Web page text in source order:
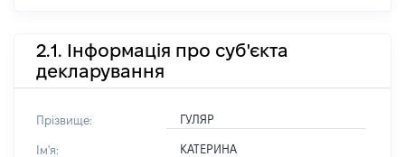
2.1. Інформація про суб'єкта
декларування
Прізвище: ГУЛЯР
Ім'я: КАТЕРИНА